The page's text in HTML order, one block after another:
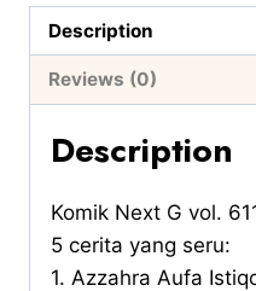
Description
Reviews (0)
Description
Komik Next G vol.
5 cerita yang seru:
1. Azzahra Aufa